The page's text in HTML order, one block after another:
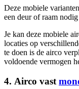
Deze mobiele
een deur of raam
Je kan deze mobiele
locaties op
te doen is de airco
voldoende vermogen
4. Airco vast